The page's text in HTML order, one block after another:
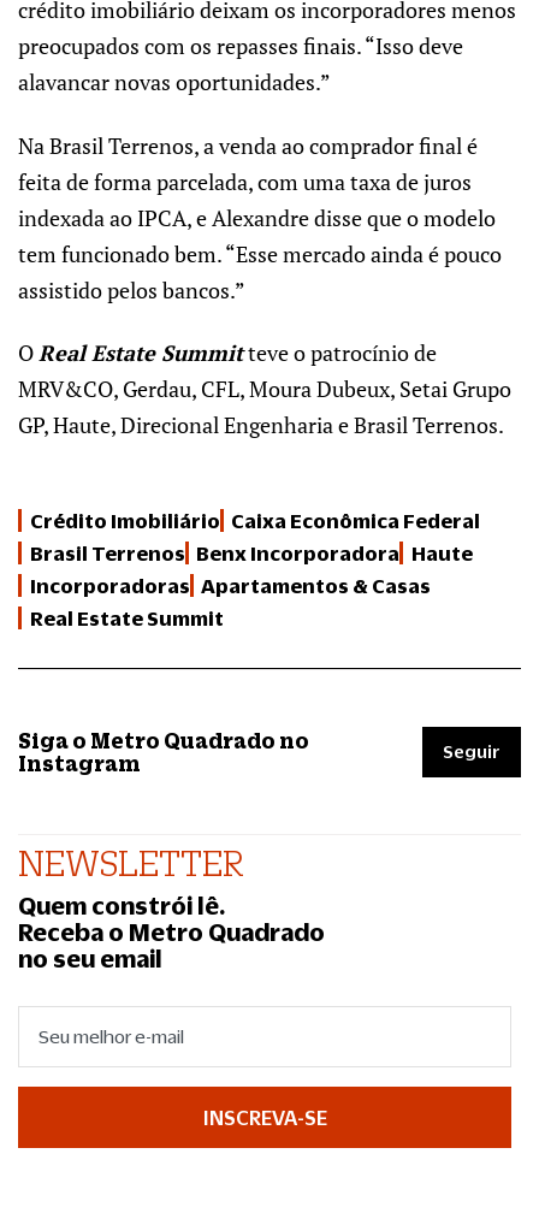
crédito imobiliário deixam os incorporadores menos
preocupados com os repasses finais. “Isso deve
alavancar novas oportunidades.”
Na Brasil Terrenos, a venda ao comprador final é
feita de forma parcelada, com uma taxa de juros
indexada ao IPCA, e Alexandre disse que o modelo
tem funcionado bem. “Esse mercado ainda é pouco
assistido pelos bancos.”
OReal Estate Summitteve o patrocínio de
MRV&CO, Gerdau, CFL, Moura Dubeux, Setai Grupo
GP, Haute, Direcional Engenharia e Brasil Terrenos.
Crédito Imobiliário Caixa Econômica Federal
Brasil Terrenos Benx Incorporadora
Haute
Incorporadoras Apartamentos & Casas
Real Estate Summit
Siga o Metro Quadrado no
Instagram
Seguir
NEWSLETTER
Quem constrói lê.
Receba o Metro Quadrado
no seu email
INSCREVA-SE